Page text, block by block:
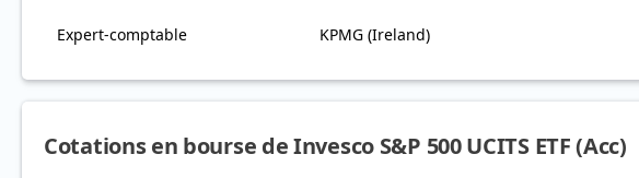
Expert-comptable KPMG (Ireland)
Cotations en bourse de Invesco S&P 500 UCITS ETF (Acc)